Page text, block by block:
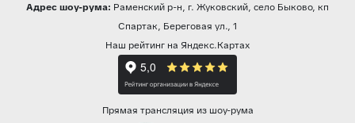
Адрес шоу-рума: Раменский р-н, г. Жуковский, село Быково, кп
Спартак, Береговая ул., 1
Наш рейтинг на Яндекс.Картах
Прямая трансляция из шоу-рума